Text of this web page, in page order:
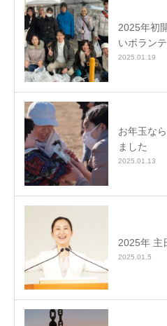
2025年初
いボラン
2025.01.19
お年玉な
ました
2025.01.13
2025年 主
2025.01.5